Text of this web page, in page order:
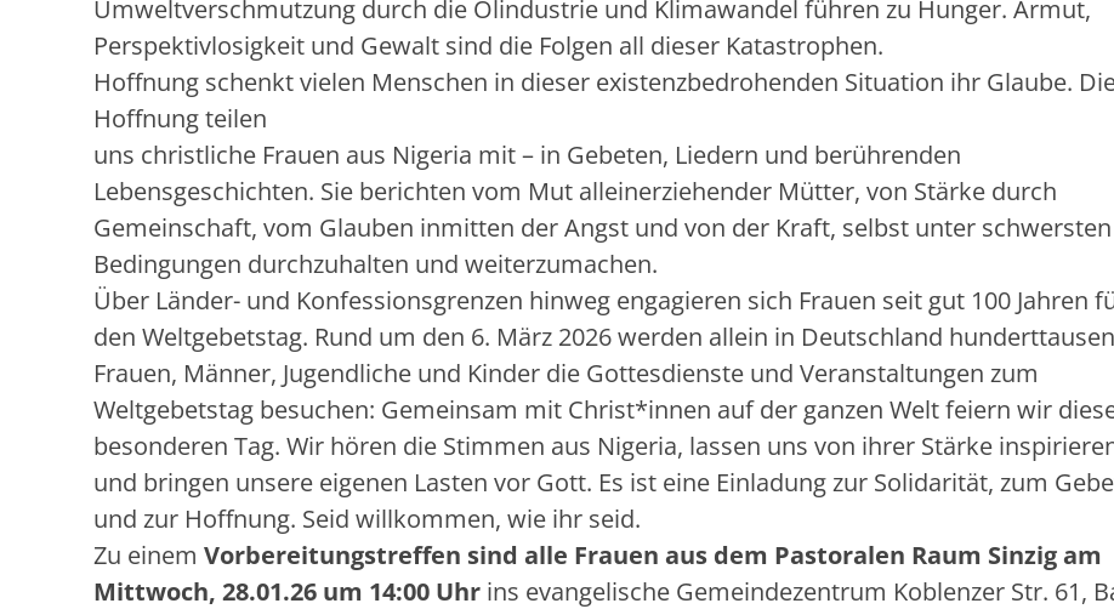
Umweltverschmutzung durch die Ölindustrie und Klimawandel führen zu Hunger. Armut,
Perspektivlosigkeit und Gewalt sind die Folgen all dieser Katastrophen.
Hoffnung schenkt vielen Menschen in dieser existenzbedrohenden Situation ihr Glaube.
Hoffnung teilen
uns christliche Frauen aus Nigeria mit – in Gebeten, Liedern und berührenden
Lebensgeschichten. Sie berichten vom Mut alleinerziehender Mütter, von Stärke durch
Gemeinschaft, vom Glauben inmitten der Angst und von der Kraft, selbst unter schwersten
Bedingungen durchzuhalten und weiterzumachen.
Über Länder- und Konfessionsgrenzen hinweg engagieren sich Frauen seit gut 100 Jahren
den Weltgebetstag. Rund um den 6. März 2026 werden allein in Deutschland
Frauen, Männer, Jugendliche und Kinder die Gottesdienste und Veranstaltungen zum
Weltgebetstag besuchen: Gemeinsam mit Christ*innen auf der ganzen Welt feiern wir
besonderen Tag. Wir hören die Stimmen aus Nigeria, lassen uns von ihrer Stärke
und bringen unsere eigenen Lasten vor Gott. Es ist eine Einladung zur Solidarität, zum
und zur Hoffnung. Seid willkommen, wie ihr seid.
Zu einem Vorbereitungstreffen sind alle Frauen aus dem Pastoralen Raum Sinzigam
Mittwoch, 28.01.26 um 14:00 Uhr ins evangelische Gemeindezentrum Koblenzer Str. 61,